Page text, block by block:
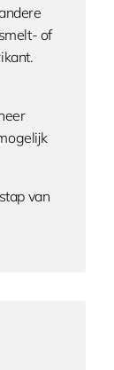
of
van